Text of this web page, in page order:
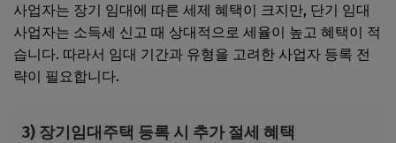
사업자는 장기 임대에 따른 세제 혜택이 크지만, 단기 임대
사업자는 소득세 신고 때 상대적으로 세율이 높고 혜택이 적
습니다. 따라서 임대 기간과 유형을 고려한 사업자 등록 전
략이 필요합니다.
3) 장기임대주택 등록 시 추가 절세 혜택